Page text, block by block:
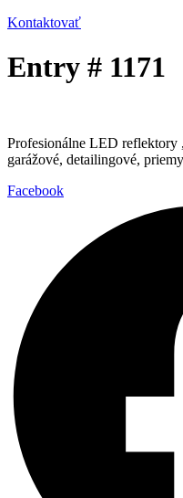
Kontaktovať
Entry # 1171
Profesionálne LED
garážové, detailingové,
Facebook